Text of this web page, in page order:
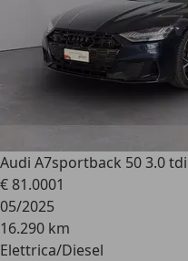
Audi A7sportback 50 3.0
€ 81.0001
05/2025
16.290 km
Elettrica/Diesel